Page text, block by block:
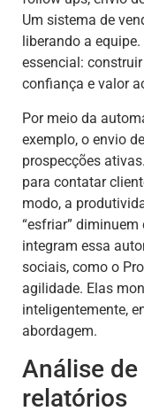
Um sistema de
liberando a
essencial:
confiança e valor
Por meio da
exemplo, o envio
prospecções
para contatar
modo, a
“esfriar”
integram essa
sociais, como o
agilidade. Elas
inteligentemente,
abordagem.
Análise
relatórios